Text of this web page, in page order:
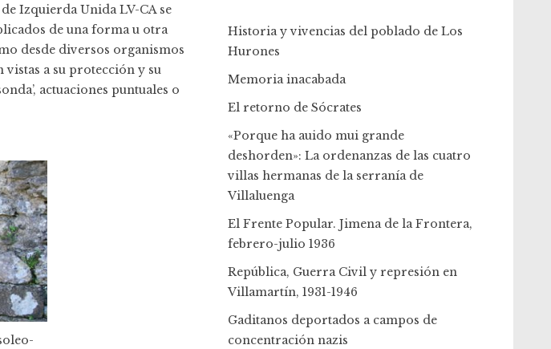
Izquierda Unida LV-CA se
de una forma u otra
desde diversos organismos
vistas a su protección y su
actuaciones puntuales o
Historia y vivencias del poblado de Los
Hurones
Memoria inacabada
El retorno de Sócrates
«Porque ha auido mui grande
deshorden»: La ordenanzas de las cuatro
villas hermanas de la serranía de
Villaluenga
El Frente Popular. Jimena de la Frontera,
febrero-julio 1936
República, Guerra Civil y represión en
Villamartín, 1931-1946
Gaditanos deportados a campos de
concentración nazis